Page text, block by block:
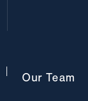
Our Team